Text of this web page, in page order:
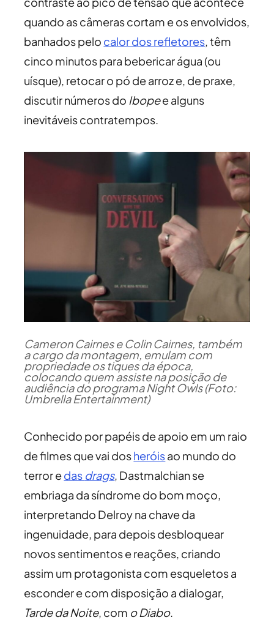
quando as câmeras cortam e os envolvidos,
banhados pelo calor dos refletores, têm
cinco minutos para bebericar água (ou
uísque), retocar o pó de arroz e, de praxe,
discutir números do Ibopee alguns
inevitáveis contratempos.
Cameron Cairnes e Colin Cairnes, também
a cargo da montagem, emulam com
propriedade os tiques da época,
colocando quem assiste na posição de
audiência do programa Night Owls (Foto:
Umbrella Entertainment)
Conhecido por papéis de apoio em um raio
de filmes que vai dosheróisao mundo do
terror edas drags, Dastmalchian se
embriaga da síndrome do bom moço,
interpretando Delroy na chave da
ingenuidade, para depois desbloquear
novos sentimentos e reações, criando
assim um protagonista com esqueletos a
esconder e com disposição a dialogar,
Tarde da Noite, com o Diabo.